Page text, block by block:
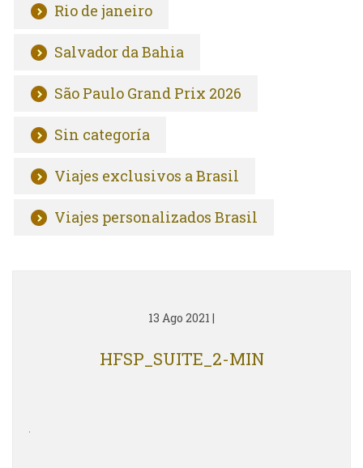
Rio de janeiro
Salvador da Bahia
São Paulo Grand Prix 2026
Sin categoría
Viajes exclusivos a Brasil
Viajes personalizados Brasil
13 Ago 2021 |
HFSP_SUITE_2-MIN